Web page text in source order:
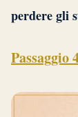
perdere gli